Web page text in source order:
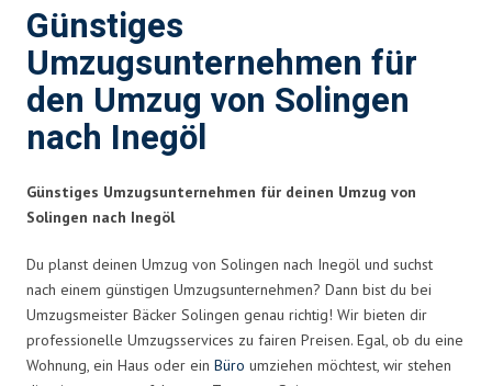
Günstiges
Umzugsunternehmen für
den Umzug von Solingen
nach Inegöl
Günstiges Umzugsunternehmen für deinen Umzug von
Solingen nach Inegöl
Du planst deinen Umzug von Solingen nach Inegöl und suchst
nach einem günstigen Umzugsunternehmen? Dann bist du bei
Umzugsmeister Bäcker Solingen genau richtig! Wir bieten dir
professionelle Umzugsservices zu fairen Preisen. Egal, ob du eine
Wohnung, ein Haus oder ein Büro umziehen möchtest, wir stehen